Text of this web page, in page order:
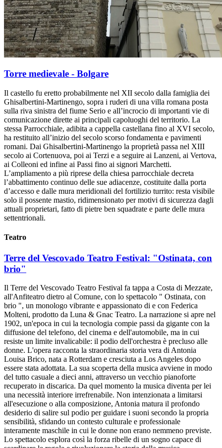
Torre medievale - Bolgare
Il castello fu eretto probabilmente nel XII secolo dalla famiglia dei
Ghisalbertini-Martinengo, sopra i ruderi di una villa romana posta
sulla riva sinistra del fiume Serio e all’incrocio di importanti vie di
comunicazione dirette ai principali capoluoghi del territorio. La
stessa Parrocchiale, adibita a cappella castellana fino al XVI secolo,
ha restituito all’inizio del secolo scorso fondamenta e pavimenti
romani. Dai Ghisalbertini-Martinengo la proprietà passa nel XIII
secolo ai Cortenuova, poi ai Terzi e a seguire ai Lanzeni, ai Vertova,
ai Colleoni ed infine ai Passi fino ai signori Marchetti.
L’ampliamento a più riprese della chiesa parrocchiale decreta
l’abbattimento continuo delle sue adiacenze, costituite dalla porta
d’accesso e dalle mura meridionali del fortilizio turrito: resta visibile
solo il possente mastio, ridimensionato per motivi di sicurezza dagli
attuali proprietari, fatto di pietre ben squadrate e parte delle mura
settentrionali.
Teatro
Terre del Vescovado Teatro Festival: "Ostinata, con
brio"
Il Terre del Vescovado Teatro Festival fa tappa a Costa di Mezzate,
all'Anfiteatro dietro al Comune, con lo spettacolo " Ostinata, con
brio ", un monologo vibrante e appassionato di e con Federica
Molteni, prodotto da Luna & Gnac Teatro. La narrazione si apre nel
1902, un'epoca in cui la tecnologia compie passi da gigante con la
diffusione del telefono, del cinema e dell'automobile, ma in cui
resiste un limite invalicabile: il podio dell'orchestra è precluso alle
donne. L'opera racconta la straordinaria storia vera di Antonia
Louisa Brico, nata a Rotterdam e cresciuta a Los Angeles dopo
essere stata adottata. La sua scoperta della musica avviene in modo
del tutto casuale a dieci anni, attraverso un vecchio pianoforte
recuperato in discarica. Da quel momento la musica diventa per lei
una necessità interiore irrefrenabile. Non intenzionata a limitarsi
all'esecuzione o alla composizione, Antonia matura il profondo
desiderio di salire sul podio per guidare i suoni secondo la propria
sensibilità, sfidando un contesto culturale e professionale
interamente maschile in cui le donne non erano nemmeno previste.
Lo spettacolo esplora così la forza ribelle di un sogno capace di